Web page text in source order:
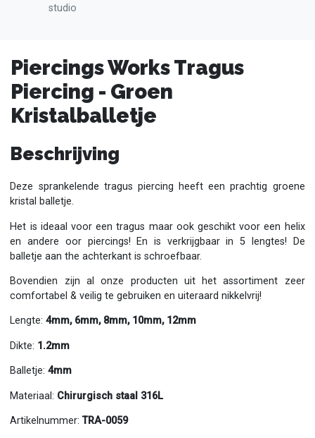
studio
Piercings Works Tragus
Piercing - Groen
Kristalballetje
Beschrijving
Deze sprankelende tragus piercing heeft een prachtig groene
kristal balletje.
Het is ideaal voor een tragus maar ook geschikt voor een helix
en andere oor piercings! En is verkrijgbaar in 5 lengtes! De
balletje aan the achterkant is schroefbaar.
Bovendien zijn al onze producten uit het assortiment zeer
comfortabel & veilig te gebruiken en uiteraard nikkelvrij!
Lengte:4mm, 6mm, 8mm, 10mm, 12mm
Dikte: 1.2mm
Balletje:4mm
Materiaal: Chirurgisch staal 316L
Artikelnummer:TRA-0059